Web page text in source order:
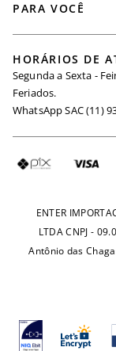
Seja um
Igualdade Salarial
Requisição de
Minha Conta
Trocas
Fretes e Tarifas
PARA VOCÊ
Maternidade
Seja um Afiliado
HORÁRIOS DE
Segunda a Sexta -
Feriados.
WhatsApp SAC (11)
ENTER
LTDA CNPJ -
Antônio das